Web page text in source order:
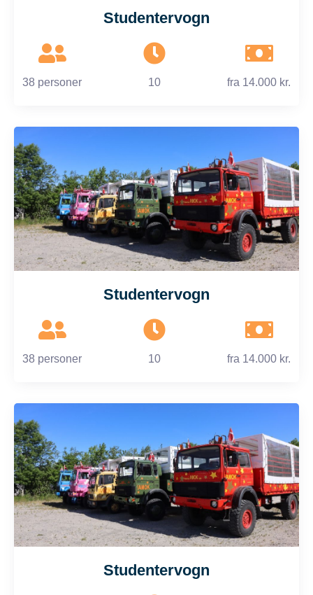
Studentervogn
38 personer 10 fra 14.000 kr.
Studentervogn
38 personer 10 fra 14.000 kr.
Studentervogn